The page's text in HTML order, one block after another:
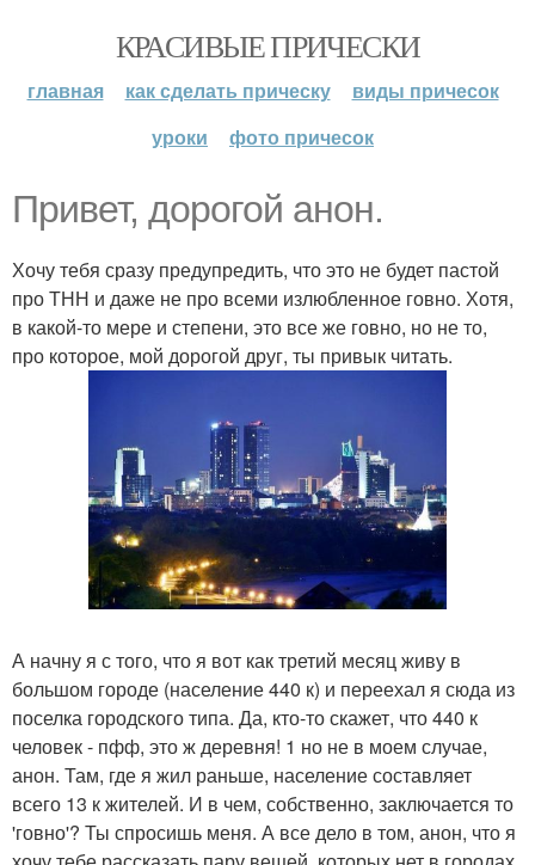
КРАСИВЫЕ ПРИЧЕСКИ
главная как сделать прическу
виды причесок
уроки
фото причесок
Привет, дорогой анон.
Хочу тебя сразу предупредить, что это не будет пастой
про ТНН и даже не про всеми излюбленное говно. Хотя,
в какой-то мере и степени, это все же говно, но не то,
про которое, мой дорогой друг, ты привык читать.
А начну я с того, что я вот как третий месяц живу в
большом городе (население 440 к) и переехал я сюда из
поселка городского типа. Да, кто-то скажет, что 440 к
человек - пфф, это ж деревня! 1 но не в моем случае,
анон. Там, где я жил раньше, население составляет
всего 13 к жителей. И в чем, собственно, заключается то
'говно'? Ты спросишь меня. А все дело в том, анон, что я